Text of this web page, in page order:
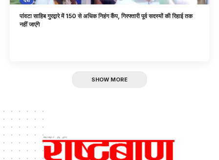
पांवटा साहिब गुरद्वारे में 150 से अधिक निहंग कैंप, गिरफ्तारी पूर्व सदस्यों की रिहाई तक
नहीं जाएंगे
SHOW MORE